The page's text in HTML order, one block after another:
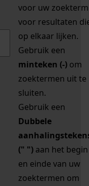
voor uw zoekterm
voor resultaten
op elkaar lijken.
Gebruik een
minteken (-) om
zoektermen uit te
sluiten.
Gebruik een
Dubbele
(" ") aan het begin
en einde van uw
zoektermen om